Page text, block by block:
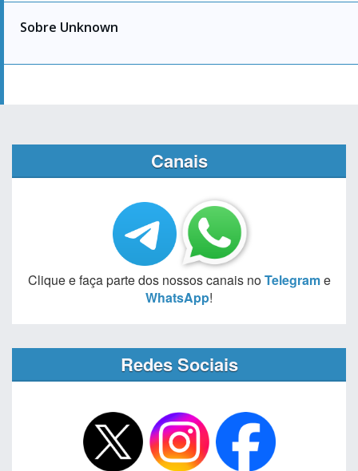
Sobre Unknown
Canais
Clique e faça parte dos nossos canais noTelegrame
WhatsApp!
Redes Sociais